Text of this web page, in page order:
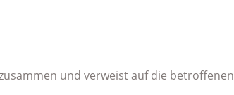
und verweist auf die betroffenen